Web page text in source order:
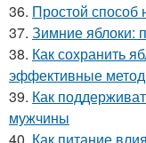
36. Простой способ
37. Зимние яблоки:
38. Как сохранить
эффективные
39. Как
мужчины
40. Как питание